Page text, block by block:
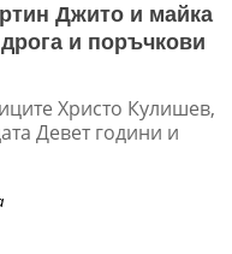
Джито и майка
и поръчкови
Христо Кулишев,
Девет години и